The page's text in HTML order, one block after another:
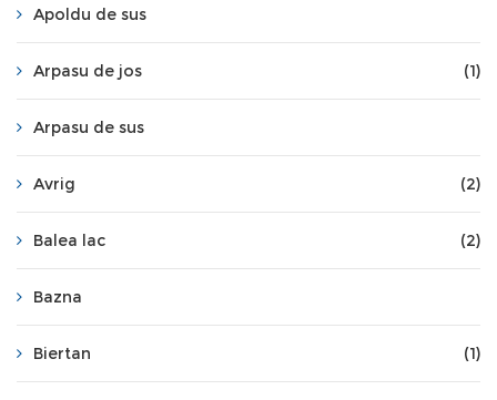
Apoldu de sus
Arpasu de jos (1)
Arpasu de sus
Avrig (2)
Balea lac (2)
Bazna
Biertan (1)